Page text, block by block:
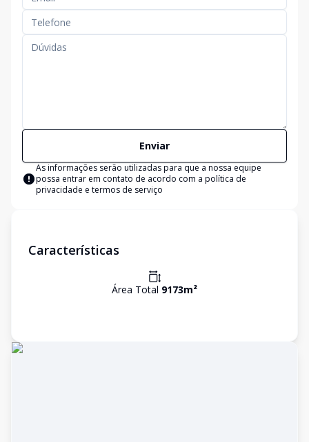
Enviar
As informações serão utilizadas para que a nossa equipe
possa entrar em contato de acordo com a política de
privacidade e termos de serviço
Características
Área Total 9173m²